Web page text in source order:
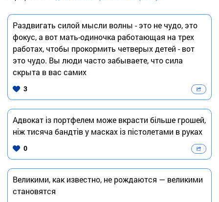
Раздвигать силой мысли волны - это не чудо, это
фокус, а вот мать-одиночка работающая на трех
работах, чтобы прокормить четверых детей - вот
это чудо. Вы люди часто забываете, что сила
скрыта в вас самих
3
Адвокат із портфелем може вкрасти більше грошей,
ніж тисяча бандтів у масках із пістолетами в руках
0
Великими, как известно, не рождаются — великими
становятся